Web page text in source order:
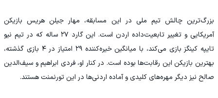
بزرگ‌ترین چالش تیم ملی در این مسابقه، مهار جیلن هریس بازیکن
آمریکایی و تغییر تابعیت‌داده اردن است. این گارد ۲۷ ساله که در تیم نیو
تایپه کینگز بازی می‌کند، با میانگین خیره‌کننده ۲۹ امتیاز در ۴ بازی گذشته،
بهترین بازیکن این رقابت‌ها بوده است. در کنار او، فردی ابراهیم و سیف‌الدین
صالح نیز دیگر مهره‌های کلیدی و آماده اردنی‌ها در این تورنمنت هستند.